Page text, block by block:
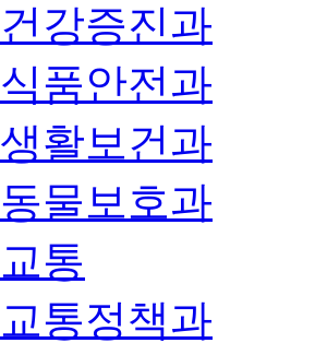
건강증진과
식품안전과
생활보건과
동물보호과
교통
교통정책과